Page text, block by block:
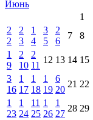
Июнь
1
2
2
2
3
1
4
3
5
2
6
7
8
1
9
2
10
2
11
12 13 14 15
3
16
1
17
1
18
1
19
6
20
21 22
1
23
1
24
11
25
1
26
1
27
28 29